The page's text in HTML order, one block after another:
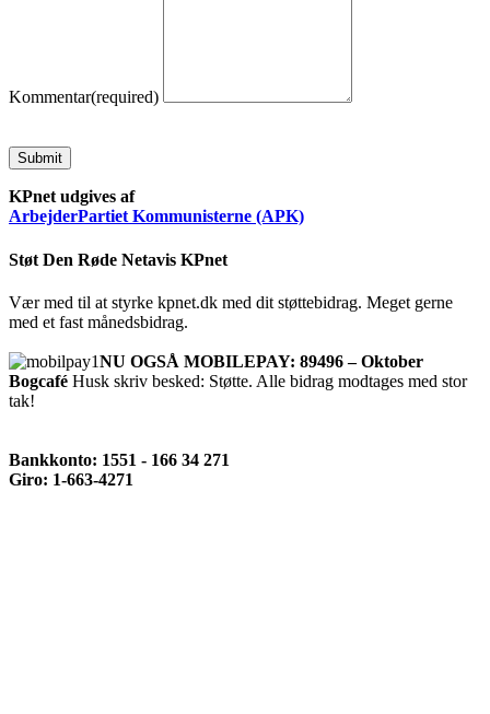
Kommentar(required)
Submit
KPnet udgives af
ArbejderPartiet Kommunisterne (APK)
Støt Den Røde Netavis KPnet
Vær med til at styrke kpnet.dk med dit støttebidrag. Meget gerne
med et fast månedsbidrag.
NU OGSÅ MOBILEPAY: 89496 – Oktober
Bogcafé Husk skriv besked: Støtte. Alle bidrag modtages med stor
tak!
Bankkonto: 1551 - 166 34 271
Giro: 1-663-4271